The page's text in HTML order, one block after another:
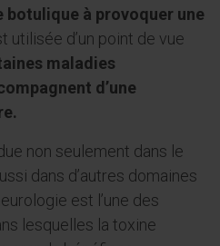
botulique à provoquer une
utilisée d’un point de vue
maladies
d’une
non seulement dans le
dans d’autres domaines
est l’une des
lesquelles la toxine